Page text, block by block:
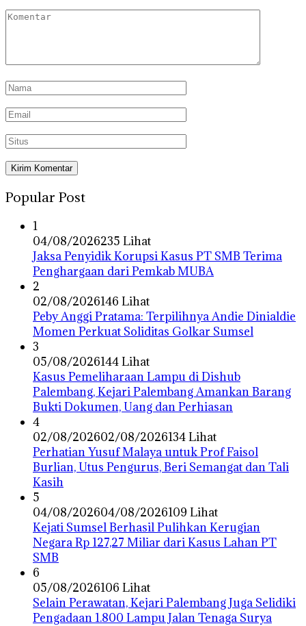
Popular Post
1
04/08/2026235 Lihat
Jaksa Penyidik Korupsi Kasus PT SMB Terima
Penghargaan dari Pemkab MUBA
2
02/08/2026146 Lihat
Peby Anggi Pratama: Terpilihnya Andie Dinialdie
Momen Perkuat Soliditas Golkar Sumsel
3
05/08/2026144 Lihat
Kasus Pemeliharaan Lampu di Dishub
Palembang, Kejari Palembang Amankan Barang
Bukti Dokumen, Uang dan Perhiasan
4
02/08/202602/08/2026134 Lihat
Perhatian Yusuf Malaya untuk Prof Faisol
Burlian, Utus Pengurus, Beri Semangat dan Tali
Kasih
5
04/08/202604/08/2026109 Lihat
Kejati Sumsel Berhasil Pulihkan Kerugian
Negara Rp 127,27 Miliar dari Kasus Lahan PT
SMB
6
05/08/2026106 Lihat
Selain Perawatan, Kejari Palembang Juga Selidiki
Pengadaan 1.800 Lampu Jalan Tenaga Surya